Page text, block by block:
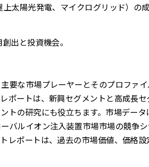
太陽光発電、マイクログリッド）の成
出と投資機会。
要な市場プレーヤーとそのプロファ
ポートは、新興セグメントと高成長
の研究にも役立ちます。市場データ
バルイオン注入装置市場市場の競争
レポートは、過去の市場価値、価格